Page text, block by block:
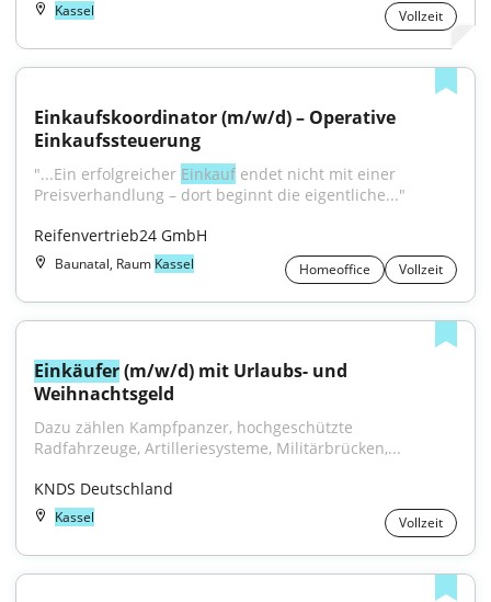
Kassel Vollzeit
Einkaufskoordinator (m/w/d) – Operative
Einkaufssteuerung
"...Ein erfolgreicher Einkauf endet nicht mit einer
Preisverhandlung – dort beginnt die eigentliche..."
Reifenvertrieb24 GmbH
Baunatal, Raum Kassel Homeoffice Vollzeit
Einkäufer (m/w/d) mit Urlaubs- und
Weihnachtsgeld
Dazu zählen Kampfpanzer, hochgeschützte
Radfahrzeuge, Artilleriesysteme, Militärbrücken,...
KNDS Deutschland
Kassel Vollzeit